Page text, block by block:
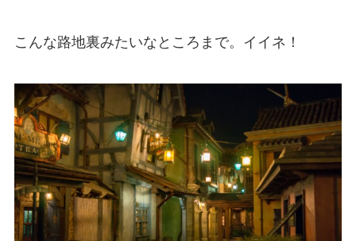
こんな路地裏みたいなところまで。イイネ！